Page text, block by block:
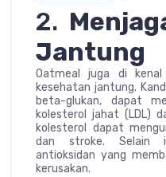
2.
Jantung
Oatmeal juga di
kesehatan jantung.
beta-glukan, dapat
kolesterol jahat (LDL)
kolesterol dapat
dan stroke. Selain
antioksidan yang
kerusakan.